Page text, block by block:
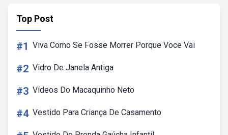
Top Post
#1 Viva Como Se Fosse Morrer Porque Voce Vai
#2 Vidro De Janela Antiga
#3 Vídeos Do Macaquinho Neto
#4 Vestido Para Criança De Casamento